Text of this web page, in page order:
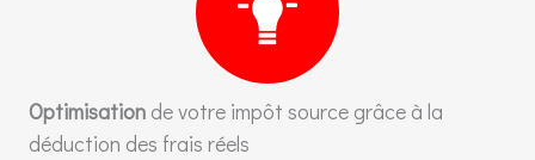
Optimisation de votre impôt source grâce à la
déduction des frais réels